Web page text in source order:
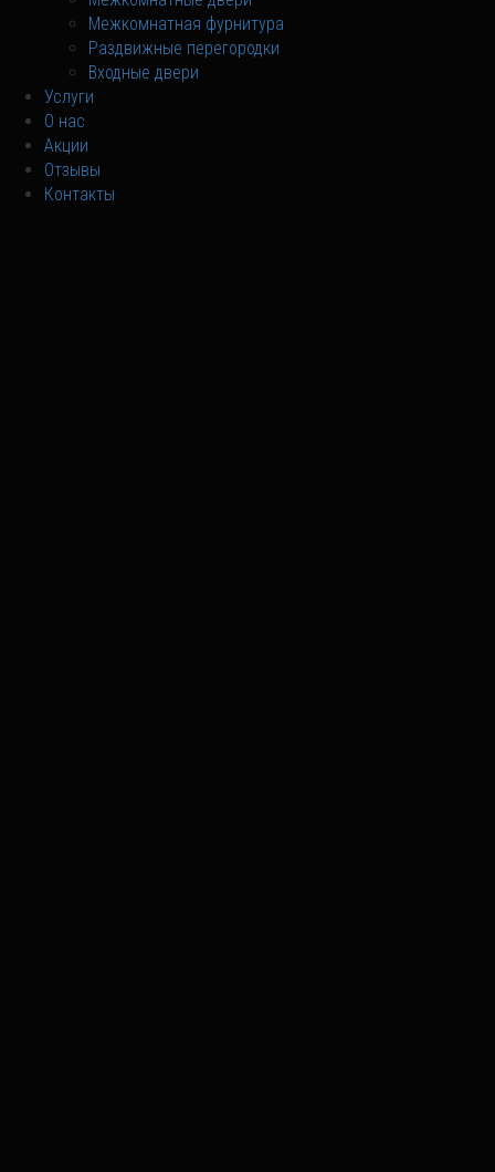
Межкомнатная фурнитура
Раздвижные перегородки
Входные двери
Услуги
О нас
Акции
Отзывы
Контакты